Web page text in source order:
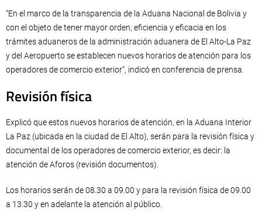
“En el marco de la transparencia de la Aduana Nacional de Bolivia y
con el objeto de tener mayor orden, eficiencia y eficacia en los
trámites aduaneros de la administración aduanera de El Alto-La Paz
y del Aeropuerto se establecen nuevos horarios de atención para los
operadores de comercio exterior”, indicó en conferencia de prensa.
Revisión física
Explicó que estos nuevos horarios de atención, en la Aduana Interior
La Paz (ubicada en la ciudad de El Alto), serán para la revisión física y
documental de los operadores de comercio exterior, es decir: la
atención de Aforos (revisión documentos).
Los horarios serán de 08.30 a 09.00 y para la revisión física de 09.00
a 13.30 y en adelante la atención al público.